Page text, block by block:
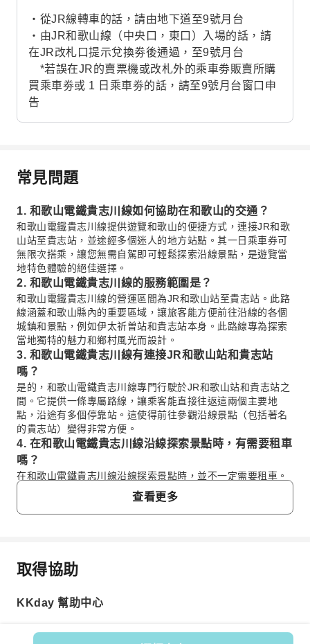
・從JR線轉車的話，請由地下道至9號月台
・由JR和歌山線（中央口，東口）入場的話，請
在JR改札口提示兌換劵後通過，至9號月台
*若誤在JR的賣票機或改札外的乘車劵販賣所購
買乘車劵或 1 日乘車劵的話，請至9號月台窗口申
告
常見問題
1. 和歌山電鐵貴志川線如何協助在和歌山的交通？
和歌山電鐵貴志川線提供遊覽和歌山的便捷方式，連接JR和歌
山站至貴志站，並途經多個迷人的地方站點。其一日乘車券可
無限次搭乘，讓您無需自駕即可輕鬆探索沿線景點，是遊覽當
地特色體驗的絕佳選擇。
2. 和歌山電鐵貴志川線的服務範圍是？
和歌山電鐵貴志川線的營運區間為JR和歌山站至貴志站。此路
線涵蓋和歌山縣內的重要區域，讓旅客能方便前往沿線的各個
城鎮和景點，例如伊太祈曽站和貴志站本身。此路線專為探索
當地獨特的魅力和鄉村風光而設計。
3. 和歌山電鐵貴志川線有連接JR和歌山站和貴志站
嗎？
是的，和歌山電鐵貴志川線專門行駛於JR和歌山站和貴志站之
間。它提供一條專屬路線，讓乘客能直接往返這兩個主要地
點，沿途有多個停靠站。這使得前往參觀沿線景點（包括著名
的貴志站）變得非常方便。
4. 在和歌山電鐵貴志川線沿線探索景點時，有需要租車
嗎？
在和歌山電鐵貴志川線沿線探索景點時，並不一定需要租車。
一日乘車券提供無限次搭乘的便利，讓您可以隨時上下車，參
觀各地的景點。如此便能享受輕鬆自在的旅遊體驗，無需擔心
停車或在陌生道路上導航的問題。搭乘大眾運輸是遊覽該區域
點？
沿著和歌山電鐵貴志川線，主要景點包括貴志站，以其獨特的
的停靠站，提供自行車租賃服務，讓您輕鬆探索周邊地區。旅
情，搭配獨特的「小玉電車」，讓搭乘本身也成為一種體驗。
查看更多
常見問題
1. 和歌山電鐵貴志川線如何協助在和歌山的交通？
和歌山站至貴志站，並途經多個迷人的地方站點。其一日
取得協助
KKday 幫助中心